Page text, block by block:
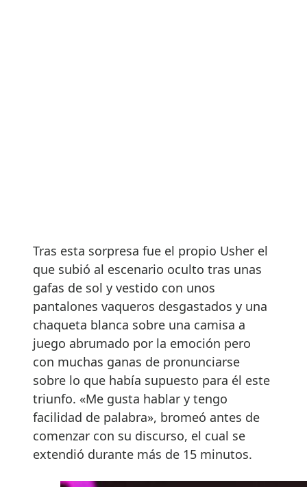
Tras esta sorpresa fue el propio Usher el
que subió al escenario oculto tras unas
gafas de sol y vestido con unos
pantalones vaqueros desgastados y una
chaqueta blanca sobre una camisa a
juego abrumado por la emoción pero
con muchas ganas de pronunciarse
sobre lo que había supuesto para él este
triunfo. «Me gusta hablar y tengo
facilidad de palabra», bromeó antes de
comenzar con su discurso, el cual se
extendió durante más de 15 minutos.